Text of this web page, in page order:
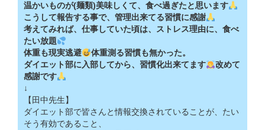
温かいものが(麺類)美味しくて、食べ過ぎたと思います
こうして報告する事で、管理出来てる習慣に感謝
考えてみれば、仕事していた頃は、ストレス理由に、食べ
たい放題
体重も現実逃避
体重測る習慣も無かった。
ダイエット部に入部してから、習慣化出来てます
改めて
感謝です
↓
【田中先生】
ダイエット部で皆さんと情報交換されていることが、たい
そう有効であること、